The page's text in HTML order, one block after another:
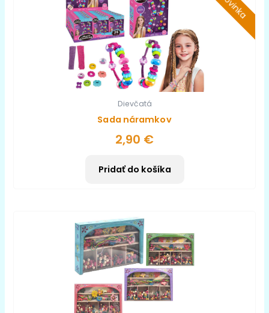
Dievčatá
Sada náramkov
2,90 €
Pridať do košíka